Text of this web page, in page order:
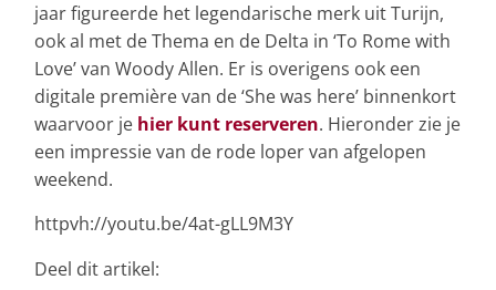
jaar figureerde het legendarische merk uit Turijn,
ook al met de Thema en de Delta in ‘To Rome with
Love’ van Woody Allen. Er is overigens ook een
digitale première van de ‘She was here’ binnenkort
waarvoor je hier kunt reserveren. Hieronder zie je
een impressie van de rode loper van afgelopen
weekend.
httpvh://youtu.be/4at-gLL9M3Y
Deel dit artikel: